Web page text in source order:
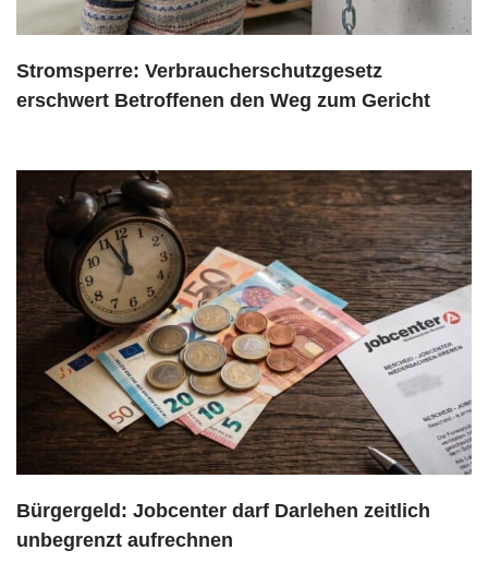
Stromsperre: Verbraucherschutzgesetz
erschwert Betroffenen den Weg zum Gericht
Bürgergeld: Jobcenter darf Darlehen zeitlich
unbegrenzt aufrechnen